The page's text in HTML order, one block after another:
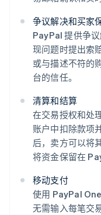
争议解决和买家
PayPal 提供争
现问题时提出索
或与描述不符的
台的信任。
清算和结算
在交易授权和处
账户中扣除款项
后，卖方可以将
将资金保留在
移动支付
使用 PayPal
无需输入每笔交